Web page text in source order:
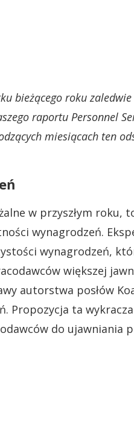
bieżącego roku
raportu Personnel
miesiącach ten
w przyszłym roku,
wynagrodzeń.
wynagrodzeń,
większej
autorstwa posłów
Propozycja ta
do ujawniania